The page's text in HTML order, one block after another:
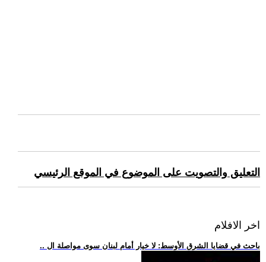
التعليق والتصويت على الموضوع في الموقع الرئيسي
اخر الافلام
.. باحث في قضايا الشرق الأوسط: لا خيار أمام لبنان سوى مواصلة ال